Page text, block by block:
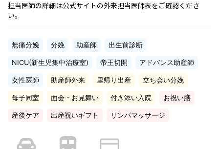
担当医師の詳細は公式サイトの外来担当医師表をご確認くださ
い。
無痛分娩 分娩 助産師 出生前診断
NICU(新生児集中治療室) 帝王切開 アドバンス助産師
女性医師 助産師外来 里帰り出産 立ち会い分娩
母子同室 面会・お見舞い 付き添い入院 お祝い膳
産後ケア 出産祝いギフト リンパマッサージ